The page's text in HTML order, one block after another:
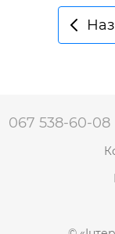
067 538-60-08